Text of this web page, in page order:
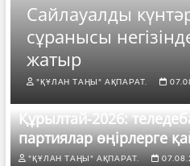
Сайлауалды
сұранысы
жатыр
"ҚҰЛАН ТАҢЫ" АҚПАРАТ.
Құрылтай-2026:
партиялар өңірлерге
"ҚҰЛАН ТАҢЫ" АҚПАРАТ.